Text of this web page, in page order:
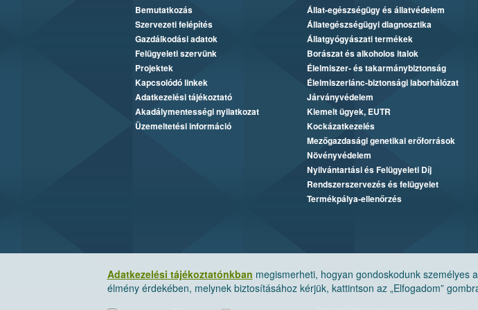
Adatkezelési tájékoztatónkban megismerheti, hogyan gondoskodunk személyes
élmény érdekében, melynek biztosításához kérjük, kattintson az „Elfogadom”
Bemutatkozás
Szervezeti felépítés
Gazdálkodási adatok
Felügyeleti szervünk
Projektek
Kapcsolódó linkek
Adatkezelési tájékoztató
Akadálymentességi nyilatkozat
Üzemeltetési információ
Állat-egészségügy és állatvédelem
Állategészségügyi diagnosztika
Állatgyógyászati termékek
Borászat és alkoholos italok
Élelmiszer- és takarmánybiztonság
Élelmiszerlánc-biztonsági laborhálózat
Járványvédelem
Kiemelt ügyek, EUTR
Kockázatkezelés
Mezőgazdasági genetikai erőforrások
Növényvédelem
Nyilvántartási és Felügyeleti Díj
Rendszerszervezés és felügyelet
Termékpálya-ellenőrzés